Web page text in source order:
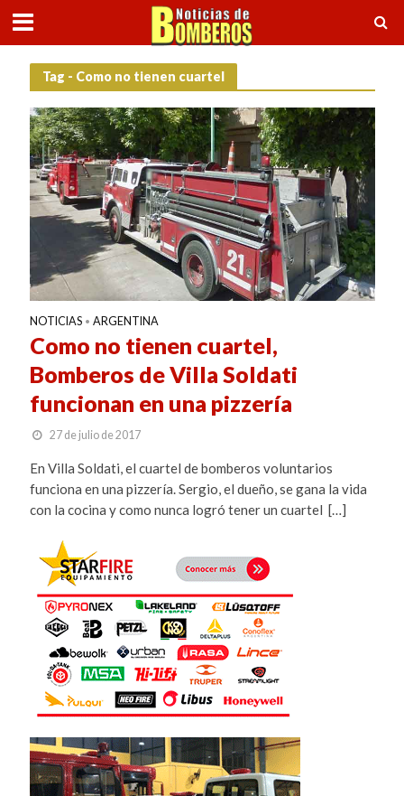
Tag - Como no tienen cuartel
NOTICIAS • ARGENTINA
Como no tienen cuartel,
Bomberos de Villa Soldati
funcionan en una pizzería
27 de julio de 2017
En Villa Soldati, el cuartel de bomberos voluntarios
funciona en una pizzería. Sergio, el dueño, se gana la vida
con la cocina y como nunca logró tener un cuartel […]